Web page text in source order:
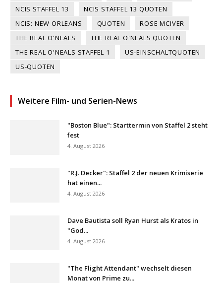
NCIS STAFFEL 13
NCIS STAFFEL 13 QUOTEN
NCIS: NEW ORLEANS
QUOTEN
ROSE MCIVER
THE REAL O'NEALS
THE REAL O'NEALS QUOTEN
THE REAL O'NEALS STAFFEL 1
US-EINSCHALTQUOTEN
US-QUOTEN
Weitere Film- und Serien-News
"Boston Blue": Starttermin von Staffel 2 steht
fest
4. August 2026
"R.J. Decker": Staffel 2 der neuen Krimiserie
hat einen...
4. August 2026
Dave Bautista soll Ryan Hurst als Kratos in
"God...
4. August 2026
"The Flight Attendant" wechselt diesen
Monat von Prime zu...